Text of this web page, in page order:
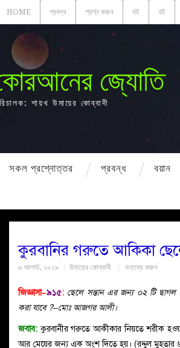
HOME প্রবন্ধ প্রশ্ন করুন বই বই
জ্যোতি
শায়খ উমায়ের কোব্বাদী
সকল প্রশ্নোত্তর প্রবন্ধ বয়ান
কুরবানির গরুতে আকিকা
৬ আগস্ট, ২০১৯ উমায়ের কোব্বাদী মন্তব্য করুন
জিজ্ঞাসা–৯১৫: ছেলে সন্তান এর জন্য ০২ টি
করা যাবে ?–মোঃ আজগর আলী।
জবাব: কুরবানীর গরুতে আকীকার নিয়তে শরীক
আর মেয়ের জন্য এক অংশ দিতে হয়। (রদ্দুল মুহতার